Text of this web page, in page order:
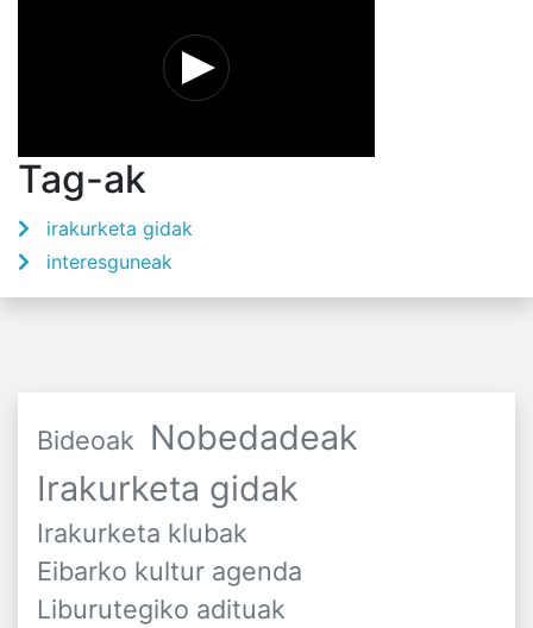
Tag-ak
irakurketa gidak
interesguneak
Bideoak
Nobedadeak
Irakurketa gidak
Irakurketa klubak
Eibarko kultur agenda
Liburutegiko adituak